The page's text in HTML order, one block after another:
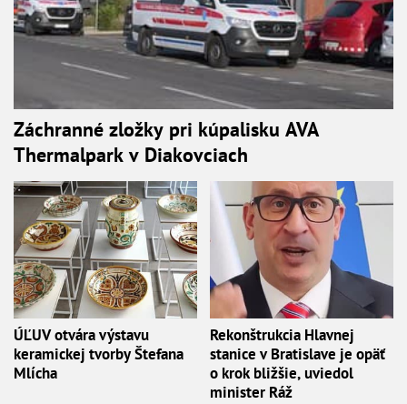
Záchranné zložky pri kúpalisku AVA
Thermalpark v Diakovciach
ÚĽUV otvára výstavu
keramickej tvorby Štefana
Mlícha
Rekonštrukcia Hlavnej
stanice v Bratislave je opäť
o krok bližšie, uviedol
minister Ráž